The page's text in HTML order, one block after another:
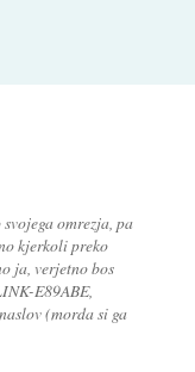
omrezja, pa
kjerkoli preko
ja, verjetno bos
E89ABE,
(morda si ga